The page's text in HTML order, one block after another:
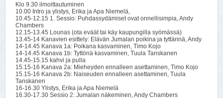
Klo 9.30 ilmoittautuminen
10.00 Intro ja ylistys, Erika ja Apa Niemelä,
10.45-12.15 1. Sessio: Puhdassydämiset ovat onnellisimpia, Andy
Chambers
12.15-13.45 Lounas (ota eväät tai käy kaupungilla syömässä)
13.45-14 Kanavien esittely: Elävän Jumalan poikina ja tyttärinä, Andy
14-14.45 Kanava 1a: Poikana kasvaminen, Timo Kojo
14-14.45 Kanava 1b: Tyttönä kasvaminen, Tuula Tanskanen
14.45-15.15 kahvi ja pulla
15.15-16 Kanava 2a: Mieheyden ennalleen asettaminen, Timo Kojo
15.15-16 Kanava 2b: Naiseuden ennalleen asettaminen, Tuula
Tanskanen
16-16.30 Ylistys, Erika ja Apa Niemelä
16.30-17.30 Sessio 2: Jumalan näkeminen, Andy Chambers